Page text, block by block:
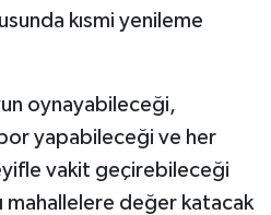
kısmi yenileme
oynayabileceği,
yapabileceği ve her
vakit geçirebileceği
mahallelere değer katacak